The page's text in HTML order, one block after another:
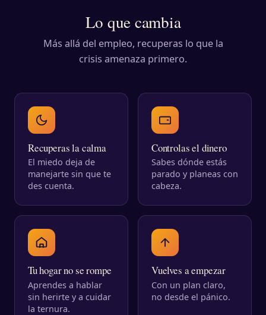
Lo que cambia
Más allá del empleo, recuperas lo que la
crisis amenaza primero.
Recuperas la calma
El miedo deja de
manejarte sin que te
des cuenta.
Controlas el dinero
Sabes dónde estás
parado y planeas con
cabeza.
Tu hogar no se rompe
Aprendes a hablar
sin herirte y a cuidar
la ternura.
Vuelves a empezar
Con un plan claro,
no desde el pánico.